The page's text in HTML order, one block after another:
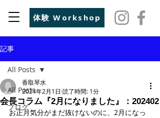
体験 Workshop
記事
All Posts
ブログ
All Posts
会長コラム『2月になりました』：202402
香取琴水
2024年2月1日 読了時間: 1分
お正月気分がまだ抜けないのに、2月になっ